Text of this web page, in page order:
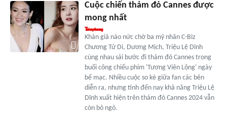
Cuộc chiến thảm đỏ Cannes được
mong nhất
Khán giả náo nức chờ ba mỹ nhân C-Biz
Chương Tử Di, Dương Mịch, Triệu Lệ Dĩnh
cùng nhau sải bước đi thảm đỏ Cannes trong
buổi công chiếu phim 'Tương Viên Lộng' ngày
bế mạc. Nhiều cuộc so kè giữa fan các bên
diễn ra, nhưng tính đến nay khả năng Triệu Lệ
Dĩnh xuất hiện trên thảm đỏ Cannes 2024 vẫn
còn bỏ ngỏ.